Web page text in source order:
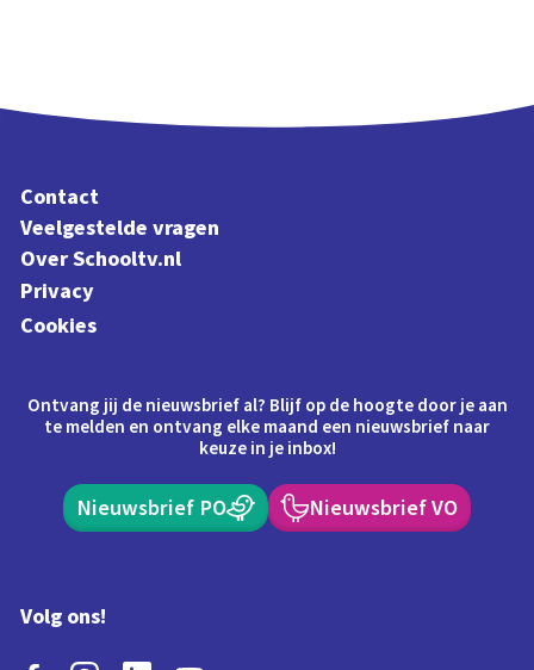
Contact
Veelgestelde vragen
Over Schooltv.nl
Privacy
Cookies
Ontvang jij de nieuwsbrief al? Blijf op de hoogte door je aan
te melden en ontvang elke maand een nieuwsbrief naar
keuze in je inbox!
Nieuwsbrief PO Nieuwsbrief VO
Volg ons!